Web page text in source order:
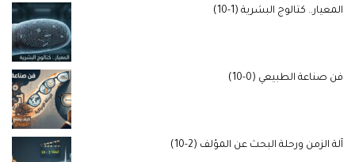
المعيار.. كتالوج البشرية (1-10)
فن صناعة الطبيعي (0-10)
آلة الزمن ورحلة البحث عن المؤلف (2-10)